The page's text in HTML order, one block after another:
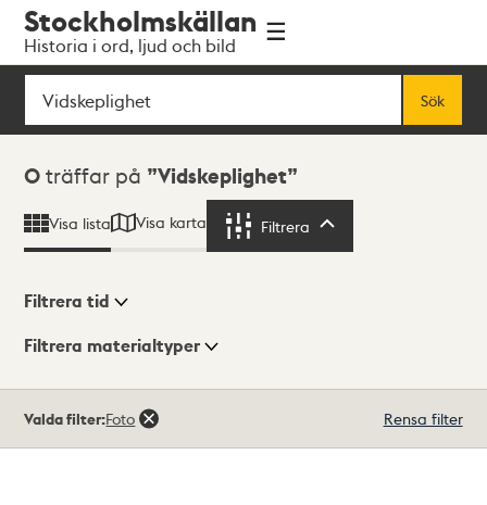
navigationen
huvudinnehållet
Stockholmskällan
Historia i ord, ljud och bild
Sök
Sök
Sökresultat
0 träffar på Vidskeplighet
Visa lista Visa karta Filtrera
Visningsläge
Filtrera tid
Filtrera materialtyper
träffar
Valda filter:Foto Rensa filter